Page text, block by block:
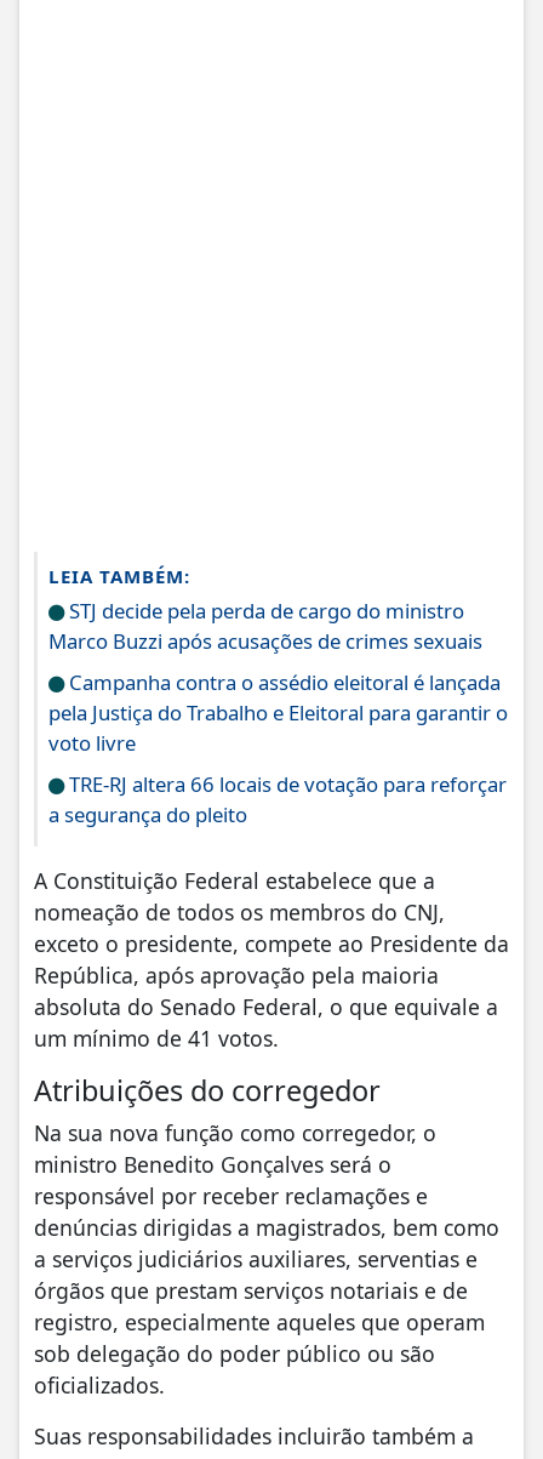
LEIA TAMBÉM:
STJ decide pela perda de cargo do ministro
Marco Buzzi após acusações de crimes sexuais
Campanha contra o assédio eleitoral é lançada
pela Justiça do Trabalho e Eleitoral para garantir o
voto livre
TRE-RJ altera 66 locais de votação para reforçar
a segurança do pleito
A Constituição Federal estabelece que a
nomeação de todos os membros do CNJ,
exceto o presidente, compete ao Presidente da
República, após aprovação pela maioria
absoluta do Senado Federal, o que equivale a
um mínimo de 41 votos.
Atribuições do corregedor
Na sua nova função como corregedor, o
ministro Benedito Gonçalves será o
responsável por receber reclamações e
denúncias dirigidas a magistrados, bem como
a serviços judiciários auxiliares, serventias e
órgãos que prestam serviços notariais e de
registro, especialmente aqueles que operam
sob delegação do poder público ou são
oficializados.
Suas responsabilidades incluirão também a